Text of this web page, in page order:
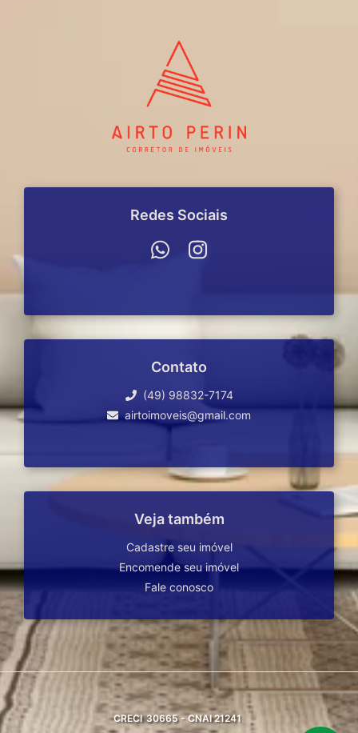
Redes Sociais
Contato
(49) 98832-7174
airtoimoveis@gmail.com
Veja também
Cadastre seu imóvel
Encomende seu imóvel
Fale conosco
CRECI 30665 - CNAI 21241